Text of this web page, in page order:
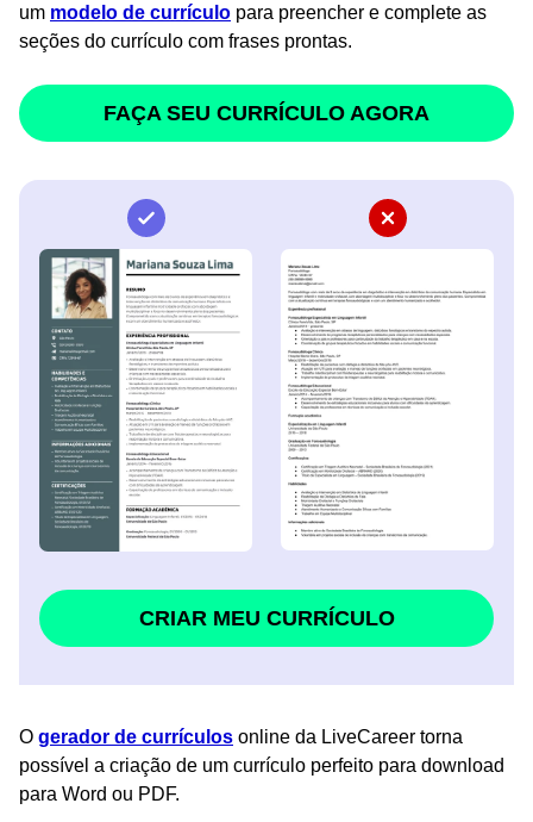
um modelo de currículo para preencher e complete as
seções do currículo com frases prontas.
FAÇA SEU CURRÍCULO AGORA
CRIAR MEU CURRÍCULO
O gerador de currículos online da LiveCareer torna
possível a criação de um currículo perfeito para download
para Word ou PDF.